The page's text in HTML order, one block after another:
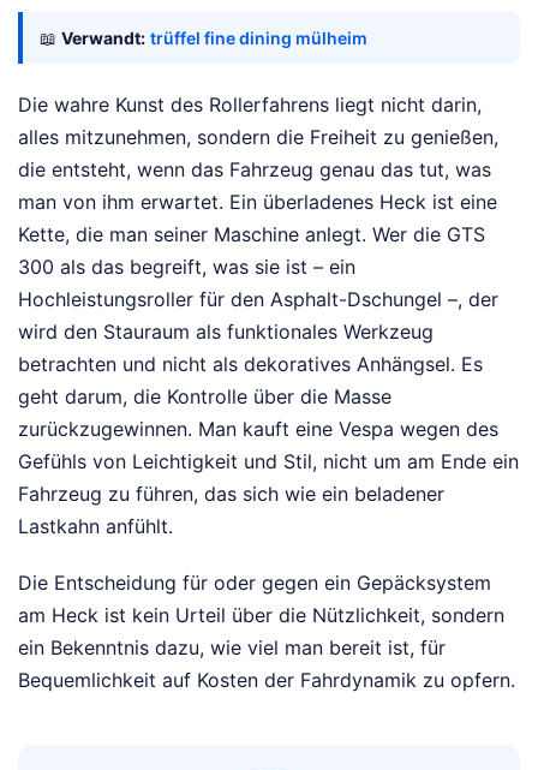
📖 Verwandt: trüffel fine dining mülheim
Die wahre Kunst des Rollerfahrens liegt nicht darin,
alles mitzunehmen, sondern die Freiheit zu genießen,
die entsteht, wenn das Fahrzeug genau das tut, was
man von ihm erwartet. Ein überladenes Heck ist eine
Kette, die man seiner Maschine anlegt. Wer die GTS
300 als das begreift, was sie ist – ein
Hochleistungsroller für den Asphalt-Dschungel –, der
wird den Stauraum als funktionales Werkzeug
betrachten und nicht als dekoratives Anhängsel. Es
geht darum, die Kontrolle über die Masse
zurückzugewinnen. Man kauft eine Vespa wegen des
Gefühls von Leichtigkeit und Stil, nicht um am Ende ein
Fahrzeug zu führen, das sich wie ein beladener
Lastkahn anfühlt.
Die Entscheidung für oder gegen ein Gepäcksystem
am Heck ist kein Urteil über die Nützlichkeit, sondern
ein Bekenntnis dazu, wie viel man bereit ist, für
Bequemlichkeit auf Kosten der Fahrdynamik zu opfern.